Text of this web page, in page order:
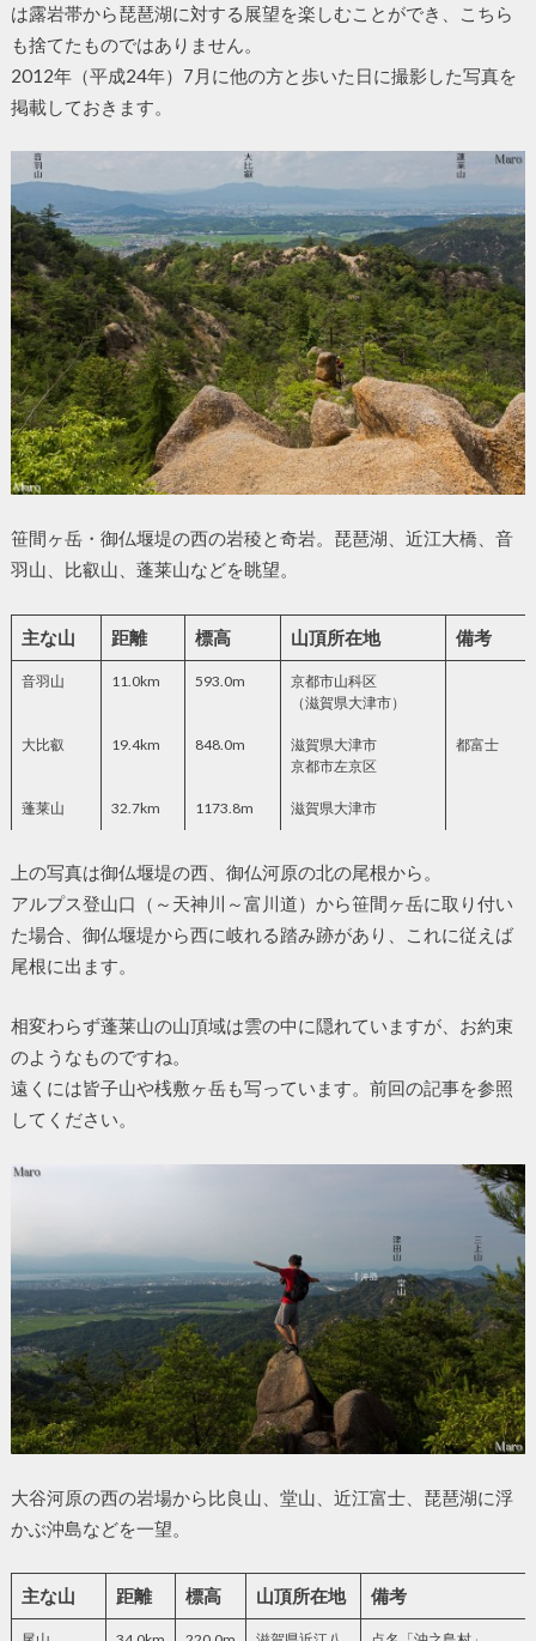
は露岩帯から琵琶湖に対する展望を楽しむことができ、こちら
も捨てたものではありません。
2012年（平成24年）7月に他の方と歩いた日に撮影した写真を
掲載しておきます。
笹間ヶ岳・御仏堰堤の西の岩稜と奇岩。琵琶湖、近江大橋、音
羽山、比叡山、蓬莱山などを眺望。
主な山 距離 標高 山頂所在地 備考
音羽山 11.0km 593.0m
京都市山科区
（滋賀県大津市）
大比叡 19.4km 848.0m
滋賀県大津市
京都市左京区
都富士
蓬莱山 32.7km 1173.8m 滋賀県大津市
上の写真は御仏堰堤の西、御仏河原の北の尾根から。
アルプス登山口（～天神川～富川道）から笹間ヶ岳に取り付い
た場合、御仏堰堤から西に岐れる踏み跡があり、これに従えば
尾根に出ます。
相変わらず蓬莱山の山頂域は雲の中に隠れていますが、お約束
のようなものですね。
遠くには皆子山や桟敷ヶ岳も写っています。前回の記事を参照
してください。
大谷河原の西の岩場から比良山、堂山、近江富士、琵琶湖に浮
かぶ沖島などを一望。
主な山 距離 標高 山頂所在地 備考